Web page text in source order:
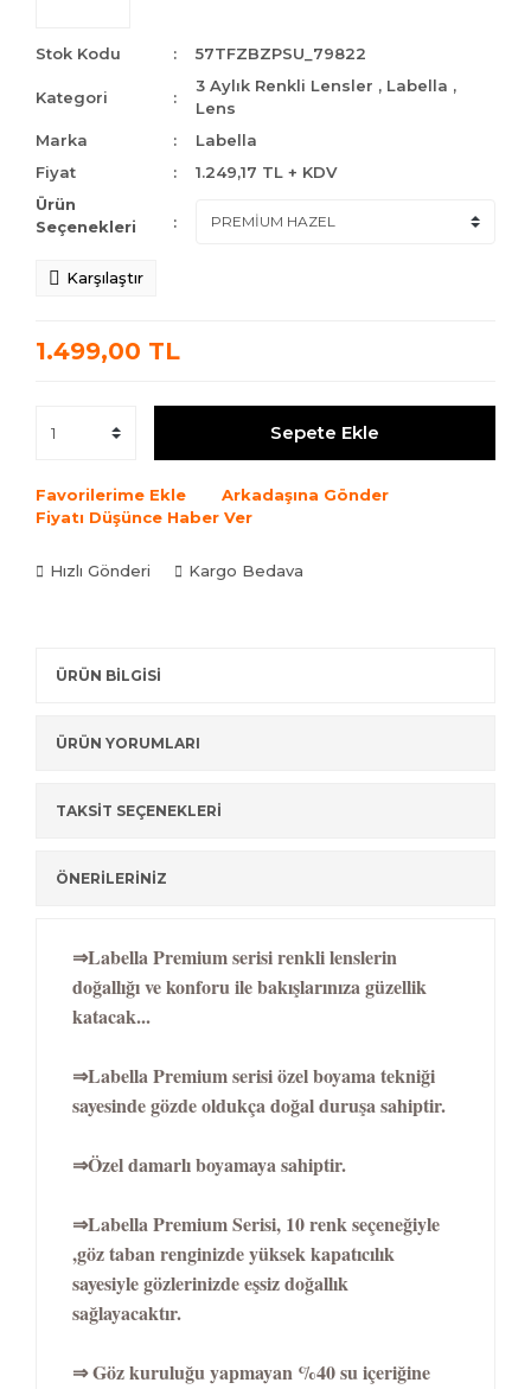
Stok Kodu 57TFZBZPSU_79822
Kategori
3 Aylık Renkli Lensler , Labella ,
Lens
Marka
Labella
Fiyat
1.249,17 TL + KDV
Ürün
Seçenekleri
Karşılaştır
1.499,00 TL
Sepete Ekle
Favorilerime Ekle
Arkadaşına Gönder
Fiyatı Düşünce Haber Ver
Hızlı Gönderi Kargo Bedava
ÜRÜN BİLGİSİ
ÜRÜN YORUMLARI
TAKSİT SEÇENEKLERİ
ÖNERİLERİNİZ
⇒Labella Premium serisi renkli lenslerin
doğallığı ve konforu ile bakışlarınıza güzellik
katacak...
⇒Labella Premium serisi özel boyama tekniği
sayesinde gözde oldukça doğal duruşa sahiptir.
⇒Özel damarlı boyamaya sahiptir.
⇒Labella Premium Serisi, 10 renk seçeneğiyle
,göz taban renginizde yüksek kapatıcılık
sayesiyle gözlerinizde eşsiz doğallık
sağlayacaktır.
⇒ Göz kuruluğu yapmayan %40 su içeriğine